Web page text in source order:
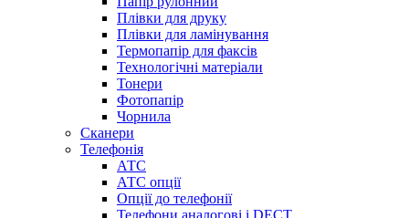
Плівки для друку
Плівки для ламінування
Термопапір для факсів
Технологічні матеріали
Тонери
Фотопапір
Чорнила
Сканери
Телефонія
АТС
АТС опції
Опції до телефонії
Телефони аналогові і DECT